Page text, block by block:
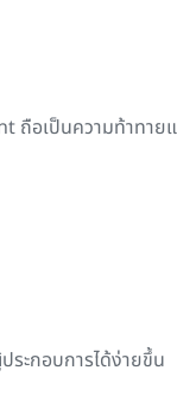
ถือเป็นความท้าทาย
ระกอบการได้ง่ายขึ้น